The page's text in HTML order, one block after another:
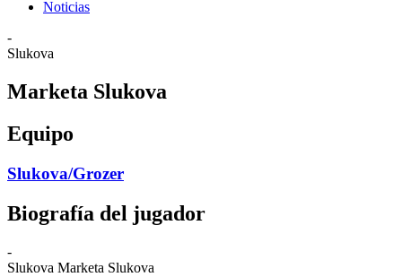
Noticias
-
Slukova
Marketa Slukova
Equipo
Slukova/Grozer
Biografía del jugador
-
Slukova Marketa Slukova